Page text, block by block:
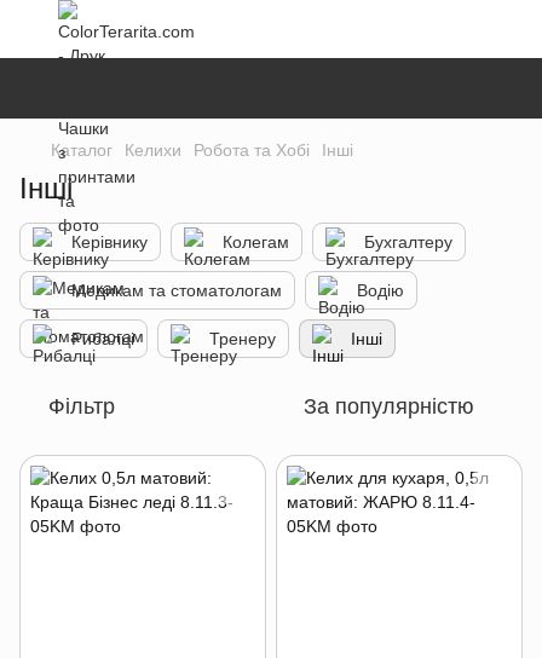
Каталог Келихи Робота та Хобі Інші
Інші
Керівнику Колегам Бухгалтеру
Медикам та стоматологам Водію
Рибалці Тренеру Інші
Фільтр За популярністю